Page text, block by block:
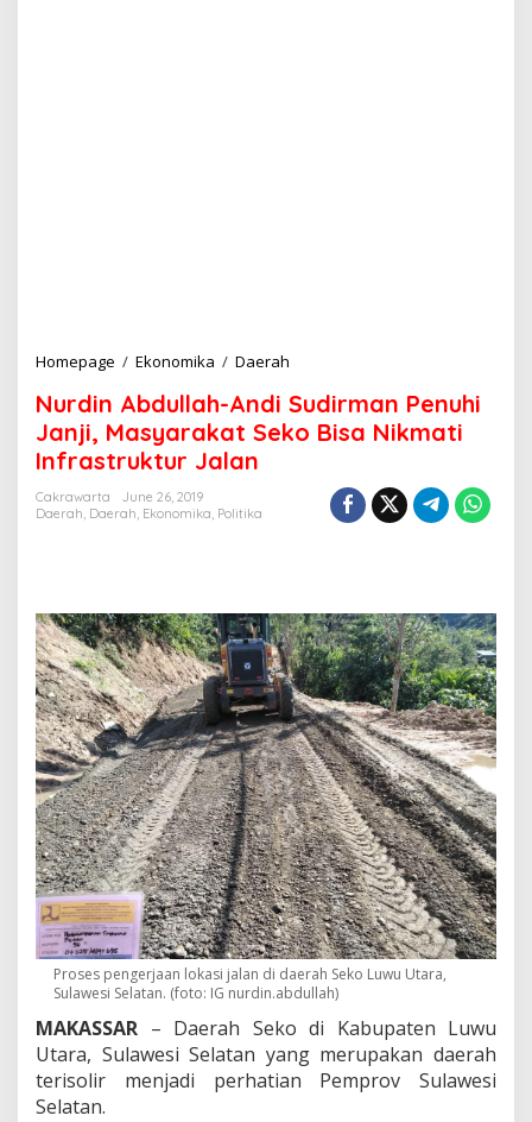
Homepage / Ekonomika / Daerah
r
d
i
a
h
-
A
n
d
i
S
u
d
i
r
m
a
n
P
e
n
u
h
i
a
Nurdin Abdullah-Andi Sudirman Penuhi
Janji, Masyarakat Seko Bisa Nikmati
Infrastruktur Jalan
Cakrawarta
June 26, 2019
Daerah, Daerah, Ekonomika, Politika
Proses pengerjaan lokasi jalan di daerah Seko Luwu Utara,
Sulawesi Selatan. (foto: IG nurdin.abdullah)
MAKASSAR – Daerah Seko di Kabupaten Luwu
Utara, Sulawesi Selatan yang merupakan daerah
terisolir menjadi perhatian Pemprov Sulawesi
Selatan.